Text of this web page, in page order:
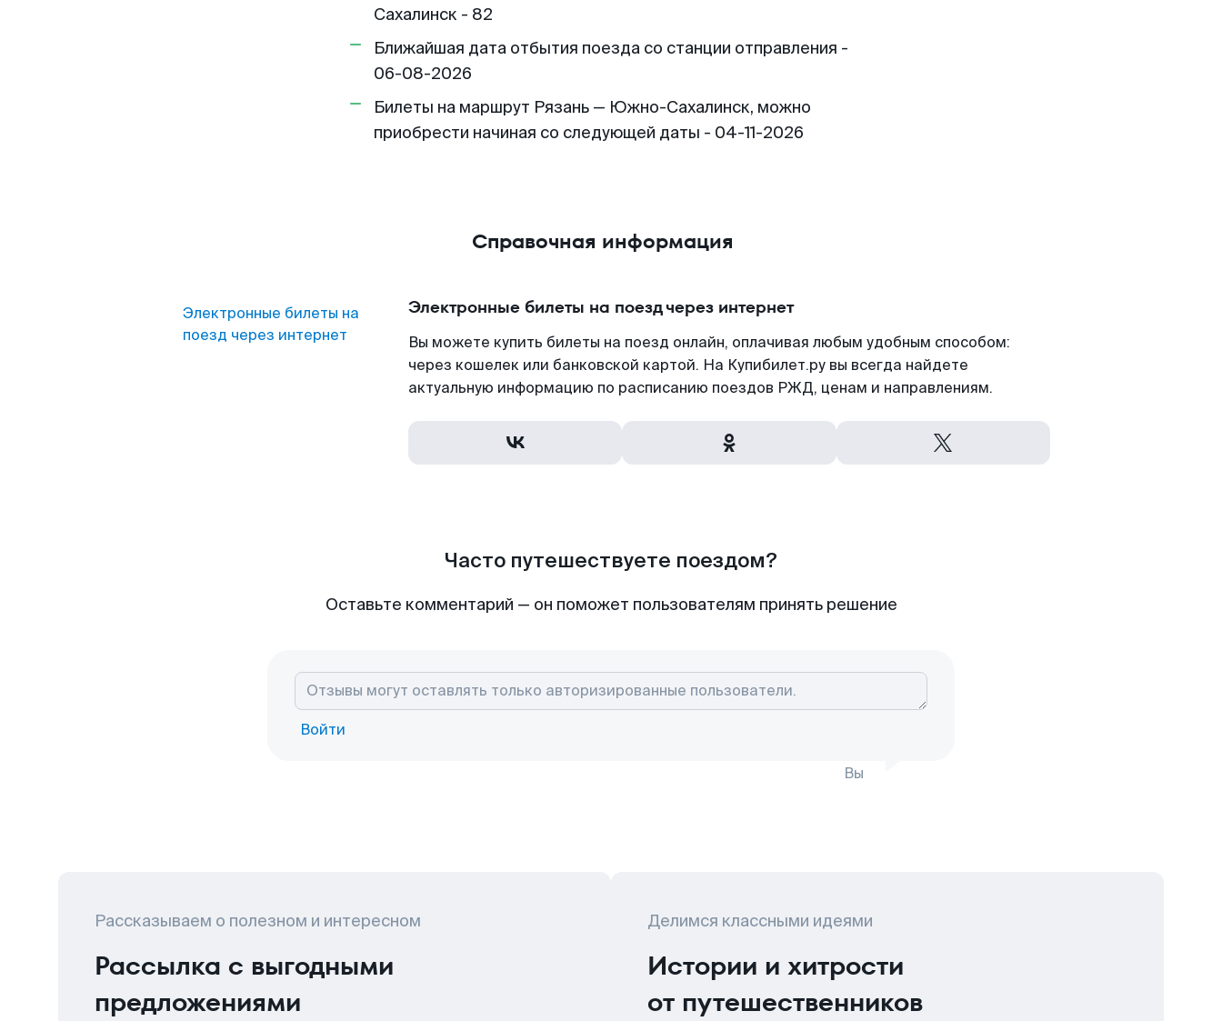
Сахалинск - 82
Ближайшая дата отбытия поезда со станции отправления -
06-08-2026
Билеты на маршрут Рязань — Южно-Сахалинск, можно
приобрести начиная со следующей даты - 04-11-2026
Справочная информация
Электронные билеты на
поезд через интернет
Электронные билеты на поезд через интернет
Вы можете купить билеты на поезд онлайн, оплачивая любым удобным способом:
через кошелек или банковской картой. На Купибилет.ру вы всегда найдете
актуальную информацию по расписанию поездов РЖД, ценам и направлениям.
Часто путешествуете поездом?
Оставьте комментарий — он поможет пользователям принять решение
Войти
Вы
Рассказываем о полезном и интересном
Рассылка с выгодными
предложениями
Делимся классными идеями
Истории и хитрости
от путешественников